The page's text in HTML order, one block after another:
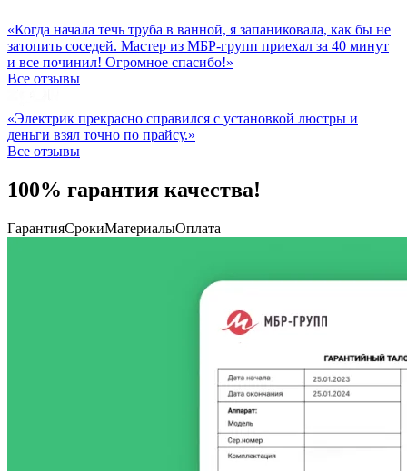
«Когда начала течь труба в ванной, я запаниковала, как бы не
затопить соседей. Мастер из МБР-групп приехал за 40 минут
и все починил! Огромное спасибо!»
Все отзывы
«Электрик прекрасно справился с установкой люстры и
деньги взял точно по прайсу.»
Все отзывы
100% гарантия качества!
ГарантияСрокиМатериалыОплата